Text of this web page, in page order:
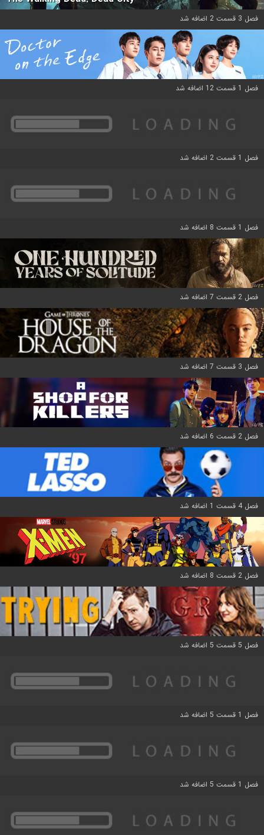
فصل 3 قسمت 2 اضافه شد
فصل 1 قسمت 12 اضافه شد
فصل 1 قسمت 2 اضافه شد
فصل 1 قسمت 8 اضافه شد
فصل 2 قسمت 7 اضافه شد
فصل 3 قسمت 7 اضافه شد
فصل 2 قسمت 6 اضافه شد
فصل 4 قسمت 1 اضافه شد
فصل 2 قسمت 8 اضافه شد
فصل 5 قسمت 5 اضافه شد
فصل 1 قسمت 5 اضافه شد
فصل 1 قسمت 5 اضافه شد